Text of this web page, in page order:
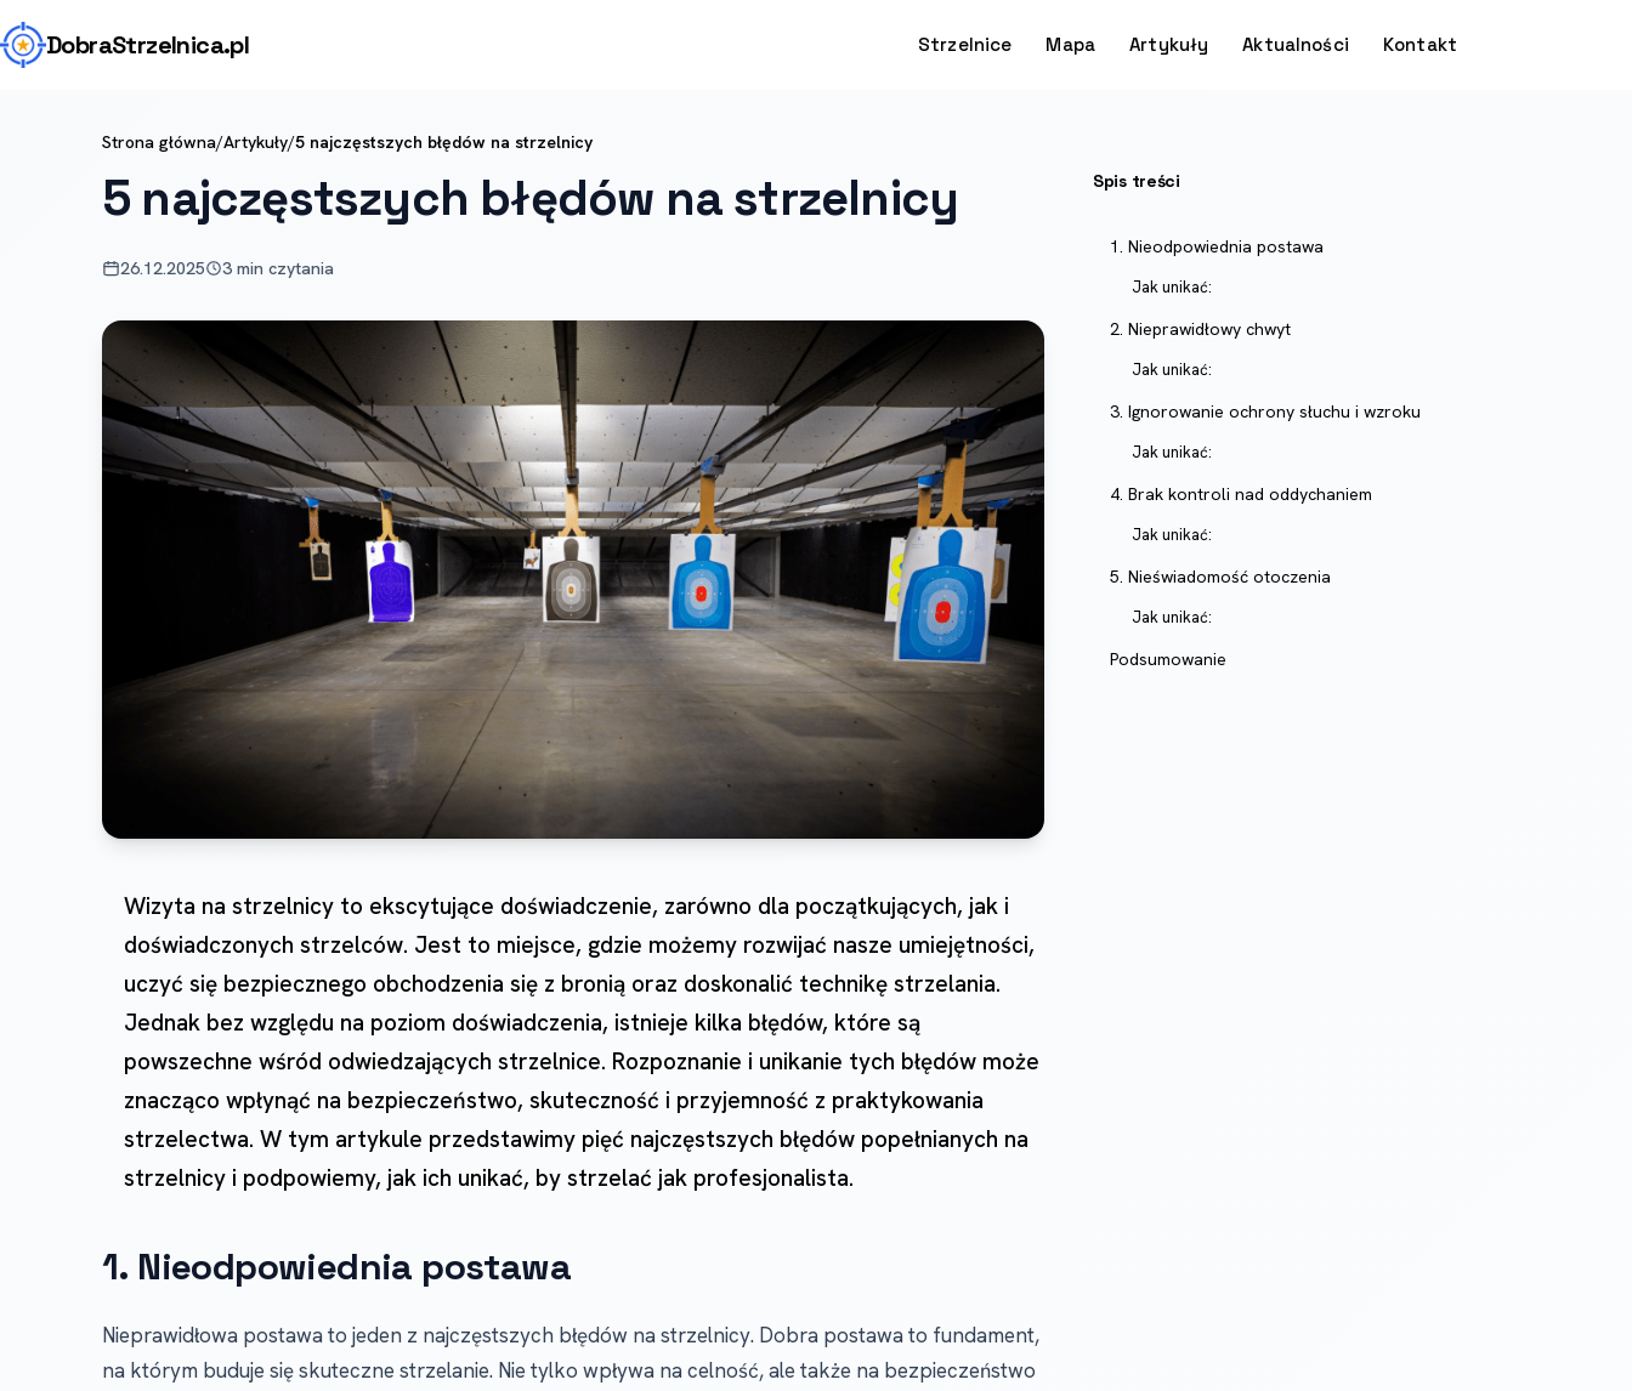
DobraStrzelnica.pl Strzelnice Mapa Artykuły Aktualności Kontakt
Strona główna/Artykuły/5 najczęstszych błędów na strzelnicy
5 najczęstszych błędów na strzelnicy
26.12.2025 3 min czytania
Wizyta na strzelnicy to ekscytujące doświadczenie, zarówno dla początkujących, jak i
doświadczonych strzelców. Jest to miejsce, gdzie możemy rozwijać nasze umiejętności,
uczyć się bezpiecznego obchodzenia się z bronią oraz doskonalić technikę strzelania.
Jednak bez względu na poziom doświadczenia, istnieje kilka błędów, które są
powszechne wśród odwiedzających strzelnice. Rozpoznanie i unikanie tych błędów może
znacząco wpłynąć na bezpieczeństwo, skuteczność i przyjemność z praktykowania
strzelectwa. W tym artykule przedstawimy pięć najczęstszych błędów popełnianych na
strzelnicy i podpowiemy, jak ich unikać, by strzelać jak profesjonalista.
1. Nieodpowiednia postawa
Nieprawidłowa postawa to jeden z najczęstszych błędów na strzelnicy. Dobra postawa to fundament,
na którym buduje się skuteczne strzelanie. Nie tylko wpływa na celność, ale także na bezpieczeństwo
Spis treści
1. Nieodpowiednia postawa
Jak unikać:
2. Nieprawidłowy chwyt
Jak unikać:
3. Ignorowanie ochrony słuchu i wzroku
Jak unikać:
4. Brak kontroli nad oddychaniem
Jak unikać:
5. Nieświadomość otoczenia
Jak unikać:
Podsumowanie